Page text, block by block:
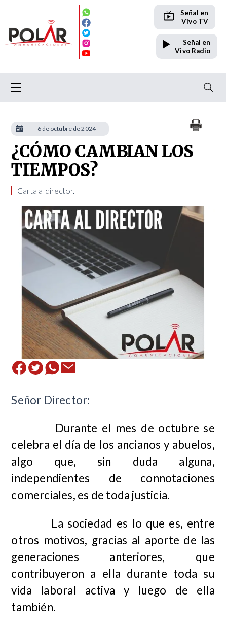
Señal en
Vivo TV
Señal en
Vivo Radio
¿CÓMO CAMBIAN LOS
TIEMPOS?
Carta al director.
Señor Director:
Durante el mes de octubre se
celebra el día de los ancianos y abuelos,
algo que, sin duda alguna,
independientes de connotaciones
comerciales, es de toda justicia.
La sociedad es lo que es, entre
otros motivos, gracias al aporte de las
generaciones anteriores, que
contribuyeron a ella durante toda su
vida laboral activa y luego de ella
también.
6 de octubre de 2024